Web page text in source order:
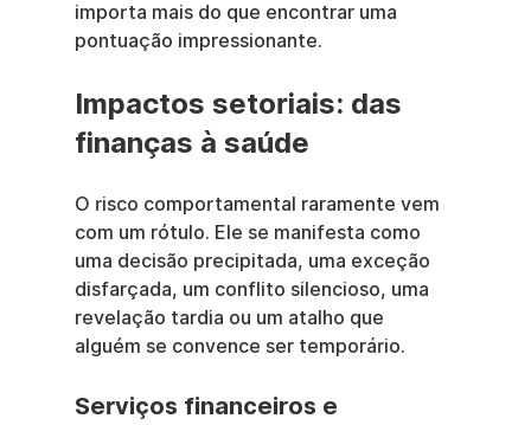
importa mais do que encontrar uma
pontuação impressionante.
Impactos setoriais: das
finanças à saúde
O risco comportamental raramente vem
com um rótulo. Ele se manifesta como
uma decisão precipitada, uma exceção
disfarçada, um conflito silencioso, uma
revelação tardia ou um atalho que
alguém se convence ser temporário.
Serviços financeiros e